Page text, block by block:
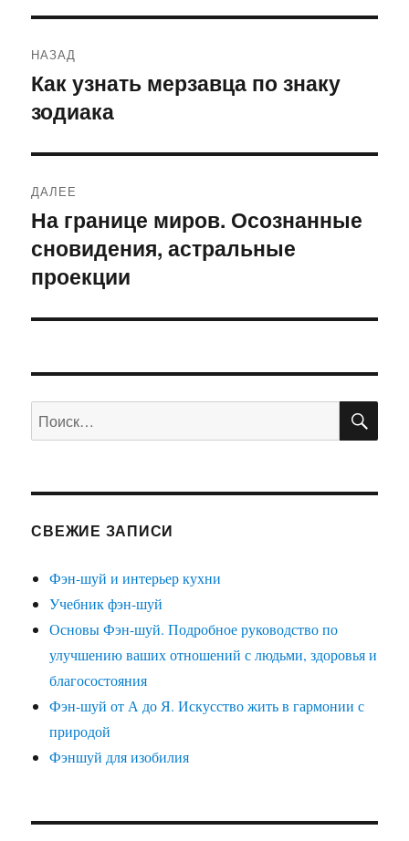
по
записям
НАЗАД
Предыдущая
запись:
Как узнать мерзавца по знаку
зодиака
ДАЛЕЕ
Следующая
запись:
На границе миров. Осознанные
сновидения, астральные
проекции
Искать:
СВЕЖИЕ ЗАПИСИ
Фэн-шуй и интерьер кухни
Учебник фэн-шуй
Основы Фэн-шуй. Подробное руководство по
улучшению ваших отношений с людьми, здоровья и
благосостояния
Фэн-шуй от А до Я. Искусство жить в гармонии с
природой
Фэншуй для изобилия